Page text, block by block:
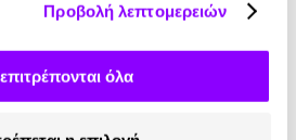
Προβολή λεπτομερειών
όλα